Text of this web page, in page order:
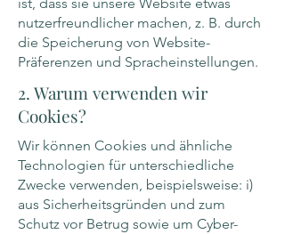
nutzerfreundlicher machen, z. B. durch
die Speicherung von Website-
Präferenzen und Spracheinstellungen.
2. Warum verwenden wir
Cookies?
Wir können Cookies und ähnliche
Technologien für unterschiedliche
Zwecke verwenden, beispielsweise: i)
aus Sicherheitsgründen und zum
Schutz vor Betrug sowie um Cyber-